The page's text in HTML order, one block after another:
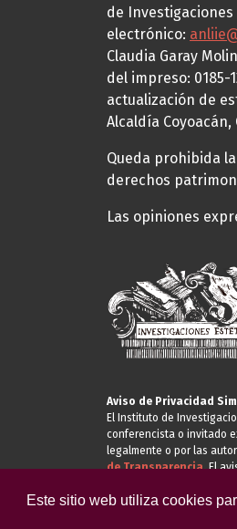
Este sitio web utiliza cookies
de Investigaciones
electrónico:
Claudia Garay
del impreso: 0185-
actualización de
Alcaldía Coyoacán,
Queda prohibida
derechos
Las opiniones
Aviso de Privacidad
El Instituto de
conferencista o invitado
legalmente o por las
de Transparencia.El